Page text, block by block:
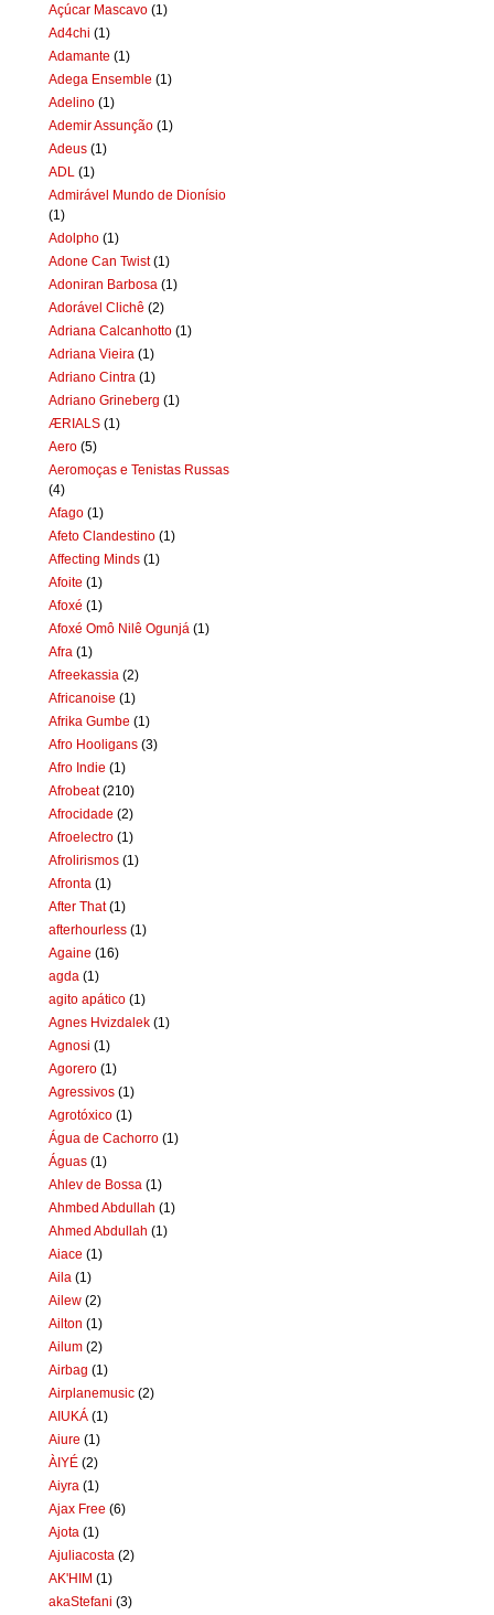
Açúcar Mascavo (1)
Ad4chi (1)
Adamante (1)
Adega Ensemble (1)
Adelino (1)
Ademir Assunção (1)
Adeus (1)
ADL (1)
Admirável Mundo de Dionísio
(1)
Adolpho (1)
Adone Can Twist (1)
Adoniran Barbosa (1)
Adorável Clichê (2)
Adriana Calcanhotto (1)
Adriana Vieira (1)
Adriano Cintra (1)
Adriano Grineberg (1)
ÆRIALS (1)
Aero (5)
Aeromoças e Tenistas Russas
(4)
Afago (1)
Afeto Clandestino (1)
Affecting Minds (1)
Afoite (1)
Afoxé (1)
Afoxé Omô Nilê Ogunjá (1)
Afra (1)
Afreekassia (2)
Africanoise (1)
Afrika Gumbe (1)
Afro Hooligans (3)
Afro Indie (1)
Afrobeat (210)
Afrocidade (2)
Afroelectro (1)
Afrolirismos (1)
Afronta (1)
After That (1)
afterhourless (1)
Againe (16)
agda (1)
agito apático (1)
Agnes Hvizdalek (1)
Agnosi (1)
Agorero (1)
Agressivos (1)
Agrotóxico (1)
Água de Cachorro (1)
Águas (1)
Ahlev de Bossa (1)
Ahmbed Abdullah (1)
Ahmed Abdullah (1)
Aiace (1)
Aila (1)
Ailew (2)
Ailton (1)
Ailum (2)
Airbag (1)
Airplanemusic (2)
AIUKÁ (1)
Aiure (1)
ÀIYÉ (2)
Aiyra (1)
Ajax Free (6)
Ajota (1)
Ajuliacosta (2)
AK'HIM (1)
akaStefani (3)